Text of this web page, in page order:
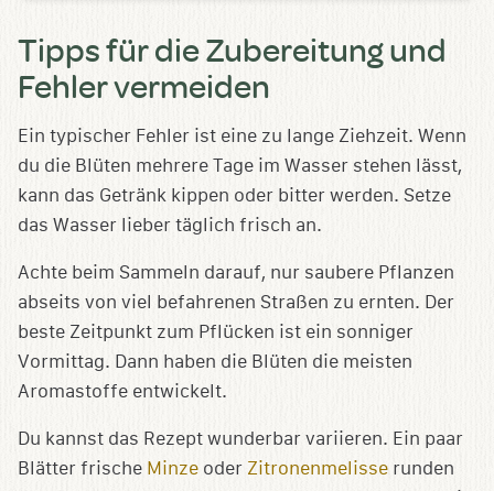
Tipps für die Zubereitung und
Fehler vermeiden
Ein typischer Fehler ist eine zu lange Ziehzeit. Wenn
du die Blüten mehrere Tage im Wasser stehen lässt,
kann das Getränk kippen oder bitter werden. Setze
das Wasser lieber täglich frisch an.
Achte beim Sammeln darauf, nur saubere Pflanzen
abseits von viel befahrenen Straßen zu ernten. Der
beste Zeitpunkt zum Pflücken ist ein sonniger
Vormittag. Dann haben die Blüten die meisten
Aromastoffe entwickelt.
Du kannst das Rezept wunderbar variieren. Ein paar
Blätter frische Minze oder Zitronenmelisse runden